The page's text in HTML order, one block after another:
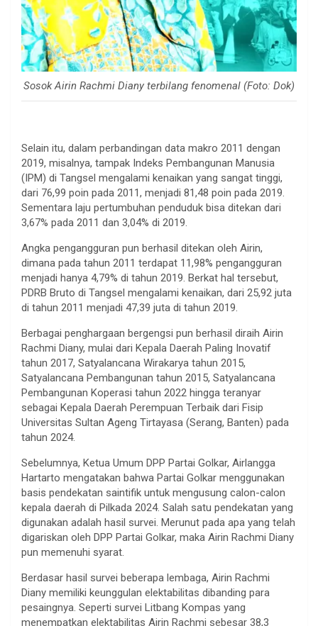
Sosok Airin Rachmi Diany terbilang fenomenal (Foto: Dok)
Selain itu, dalam perbandingan data makro 2011 dengan
2019, misalnya, tampak Indeks Pembangunan Manusia
(IPM) di Tangsel mengalami kenaikan yang sangat tinggi,
dari 76,99 poin pada 2011, menjadi 81,48 poin pada 2019.
Sementara laju pertumbuhan penduduk bisa ditekan dari
3,67% pada 2011 dan 3,04% di 2019.
Angka pengangguran pun berhasil ditekan oleh Airin,
dimana pada tahun 2011 terdapat 11,98% pengangguran
menjadi hanya 4,79% di tahun 2019. Berkat hal tersebut,
PDRB Bruto di Tangsel mengalami kenaikan, dari 25,92 juta
di tahun 2011 menjadi 47,39 juta di tahun 2019.
Berbagai penghargaan bergengsi pun berhasil diraih Airin
Rachmi Diany, mulai dari Kepala Daerah Paling Inovatif
tahun 2017, Satyalancana Wirakarya tahun 2015,
Satyalancana Pembangunan tahun 2015, Satyalancana
Pembangunan Koperasi tahun 2022 hingga teranyar
sebagai Kepala Daerah Perempuan Terbaik dari Fisip
Universitas Sultan Ageng Tirtayasa (Serang, Banten) pada
tahun 2024.
Sebelumnya, Ketua Umum DPP Partai Golkar, Airlangga
Hartarto mengatakan bahwa Partai Golkar menggunakan
basis pendekatan saintifik untuk mengusung calon-calon
kepala daerah di Pilkada 2024. Salah satu pendekatan yang
digunakan adalah hasil survei. Merunut pada apa yang telah
digariskan oleh DPP Partai Golkar, maka Airin Rachmi Diany
pun memenuhi syarat.
Berdasar hasil survei beberapa lembaga, Airin Rachmi
Diany memiliki keunggulan elektabilitas dibanding para
pesaingnya. Seperti survei Litbang Kompas yang
menempatkan elektabilitas Airin Rachmi sebesar 38,3